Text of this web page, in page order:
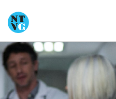
naar
de
inhoud
gaan